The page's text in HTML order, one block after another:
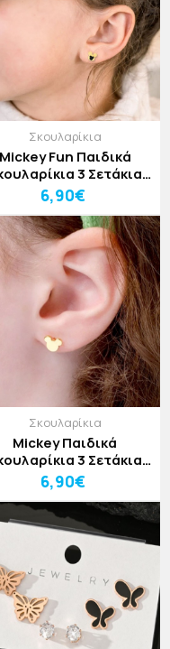
Σκουλαρίκια
Mickey Fun Παιδικά
3 Σετάκια
Χρυσά
6,90€
Σκουλαρίκια
Mickey Παιδικά
3 Σετάκια
Χρυσά
6,90€